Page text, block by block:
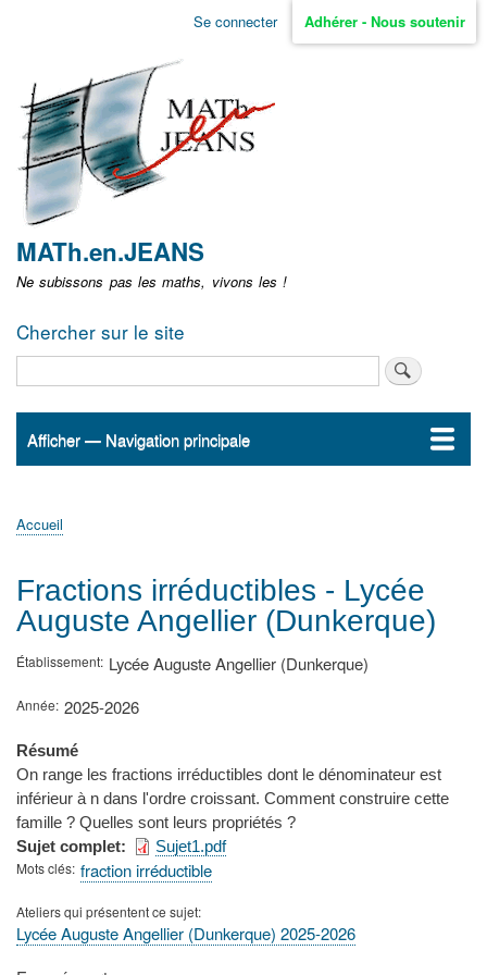
Aller
non
identifié
Se connecter Adhérer - Nous soutenir
MATh.en.JEANS
Ne subissons pas les maths, vivons les !
Chercher sur le site
Navigation
Afficher — Navigation principale
Accueil
ActualitésMATh.en.JEANS ?
Régions et Ateliers
Créer, gérer un atelier
Sujets/Publications
Congrès
d'Ariane
Accueil
Fractions irréductibles - Lycée
Auguste Angellier (Dunkerque)
Établissement Lycée Auguste Angellier (Dunkerque)
Année 2025-2026
Résumé
On range les fractions irréductibles dont le dénominateur est
inférieur à n dans l'ordre croissant. Comment construire cette
famille ? Quelles sont leurs propriétés ?
Sujet complet
Sujet1.pdf
Mots clés fraction irréductible
Ateliers qui présentent ce sujet
Lycée Auguste Angellier (Dunkerque) 2025-2026